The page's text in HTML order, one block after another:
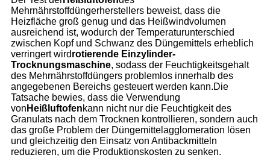
Mehrnährstoffdüngerherstellers beweist, dass die
Heizfläche groß genug und das Heißwindvolumen
ausreichend ist, wodurch der Temperaturunterschied
zwischen Kopf und Schwanz des Düngemittels erheblich
verringert wirdrotierende Einzylinder-
Trocknungsmaschine, sodass der Feuchtigkeitsgehalt
des Mehrnährstoffdüngers problemlos innerhalb des
angegebenen Bereichs gesteuert werden kann.Die
Tatsache bewies, dass die Verwendung
von Heißluftofenkann nicht nur die Feuchtigkeit des
Granulats nach dem Trocknen kontrollieren, sondern auch
das große Problem der Düngemittelagglomeration lösen
und gleichzeitig den Einsatz von Antibackmitteln
reduzieren, um die Produktionskosten zu senken.